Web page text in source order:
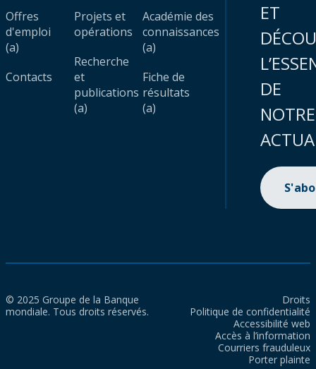
Offres
d'emploi
(a)
Contacts
Projets et
opérations
Recherche
et
publications
(a)
Académie des
connaissances
(a)
Fiche de
résultats
(a)
ET
DE
NOTRE
© 2025 Groupe de la Banque
mondiale. Tous droits réservés.
Droits
Politique de confidentialité
Accessibilité web
Accès à l’information
Courriers frauduleux
Porter plainte